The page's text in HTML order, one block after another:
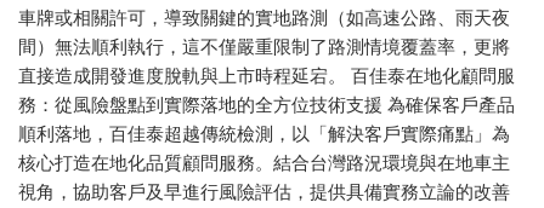
車牌或相關許可，導致關鍵的實地路測（如高速公路、雨天夜
間）無法順利執行，這不僅嚴重限制了路測情境覆蓋率，更將
直接造成開發進度脫軌與上市時程延宕。 百佳泰在地化顧問服
務：從風險盤點到實際落地的全方位技術支援 為確保客戶產品
順利落地，百佳泰超越傳統檢測，以「解決客戶實際痛點」為
核心打造在地化品質顧問服務。結合台灣路況環境與在地車主
視角，協助客戶及早進行風險評估，提供具備實務立論的改善